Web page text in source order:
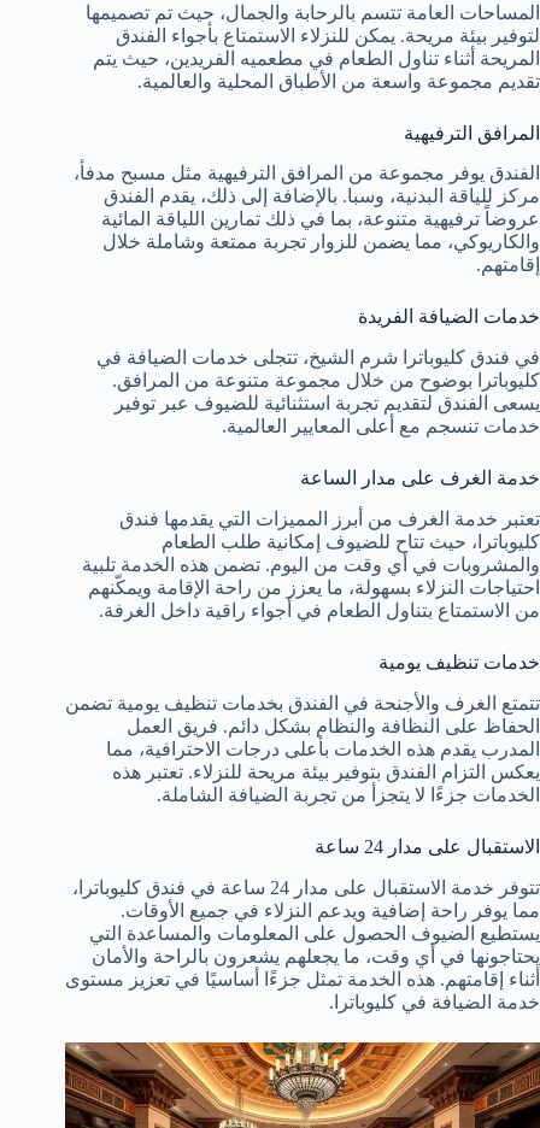
المساحات العامة تتسم بالرحابة والجمال، حيث تم تصميمها
لتوفير بيئة مريحة. يمكن للنزلاء الاستمتاع بأجواء الفندق
المريحة أثناء تناول الطعام في مطعميه الفريدين، حيث يتم
تقديم مجموعة واسعة من الأطباق المحلية والعالمية.
المرافق الترفيهية
الفندق يوفر مجموعة من المرافق الترفيهية مثل مسبح مدفأ،
مركز للياقة البدنية، وسبا. بالإضافة إلى ذلك، يقدم الفندق
عروضاً ترفيهية متنوعة، بما في ذلك تمارين اللياقة المائية
والكاريوكي، مما يضمن للزوار تجربة ممتعة وشاملة خلال
إقامتهم.
خدمات الضيافة الفريدة
في فندق كليوباترا شرم الشيخ، تتجلى خدمات الضيافة في
كليوباترا بوضوح من خلال مجموعة متنوعة من المرافق.
يسعى الفندق لتقديم تجربة استثنائية للضيوف عبر توفير
خدمات تنسجم مع أعلى المعايير العالمية.
خدمة الغرف على مدار الساعة
تعتبر خدمة الغرف من أبرز المميزات التي يقدمها فندق
كليوباترا، حيث تتاح للضيوف إمكانية طلب الطعام
والمشروبات في أي وقت من اليوم. تضمن هذه الخدمة تلبية
احتياجات النزلاء بسهولة، ما يعزز من راحة الإقامة ويمكّنهم
من الاستمتاع بتناول الطعام في أجواء راقية داخل الغرفة.
خدمات تنظيف يومية
تتمتع الغرف والأجنحة في الفندق بخدمات تنظيف يومية تضمن
الحفاظ على النظافة والنظام بشكل دائم. فريق العمل
المدرب يقدم هذه الخدمات بأعلى درجات الاحترافية، مما
يعكس التزام الفندق بتوفير بيئة مريحة للنزلاء. تعتبر هذه
الخدمات جزءًا لا يتجزأ من تجربة الضيافة الشاملة.
الاستقبال على مدار 24 ساعة
تتوفر خدمة الاستقبال على مدار 24 ساعة في فندق كليوباترا،
مما يوفر راحة إضافية ويدعم النزلاء في جميع الأوقات.
يستطيع الضيوف الحصول على المعلومات والمساعدة التي
يحتاجونها في أي وقت، ما يجعلهم يشعرون بالراحة والأمان
أثناء إقامتهم. هذه الخدمة تمثل جزءًا أساسيًا في تعزيز مستوى
خدمة الضيافة في كليوباترا.